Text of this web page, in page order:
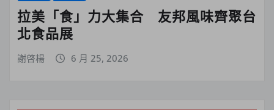
拉美「食」力大集合 友邦風味齊聚台
北食品展
謝啓楊 6 月 25, 2026